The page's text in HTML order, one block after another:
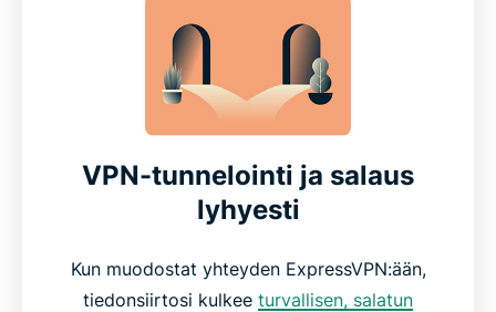
VPN-tunnelointi ja salaus
lyhyesti
Kun muodostat yhteyden ExpressVPN:ään,
tiedonsiirtosi kulkee turvallisen, salatun